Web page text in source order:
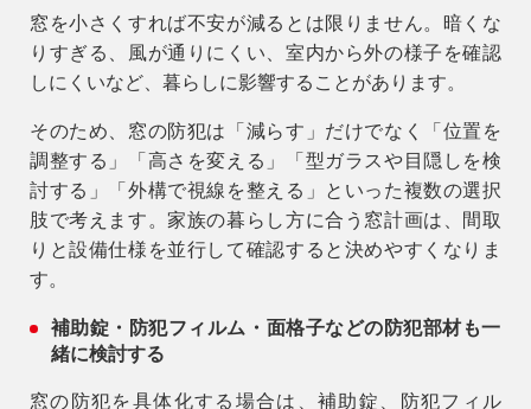
窓を小さくすれば不安が減るとは限りません。暗くな
りすぎる、風が通りにくい、室内から外の様子を確認
しにくいなど、暮らしに影響することがあります。
そのため、窓の防犯は「減らす」だけでなく「位置を
調整する」「高さを変える」「型ガラスや目隠しを検
討する」「外構で視線を整える」といった複数の選択
肢で考えます。家族の暮らし方に合う窓計画は、間取
りと設備仕様を並行して確認すると決めやすくなりま
す。
補助錠・防犯フィルム・面格子などの防犯部材も一
緒に検討する
窓の防犯を具体化する場合は、補助錠、防犯フィル